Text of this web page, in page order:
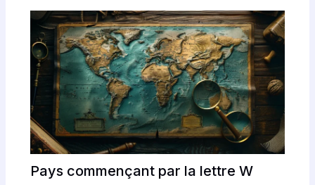
Pays commençant par la lettre W